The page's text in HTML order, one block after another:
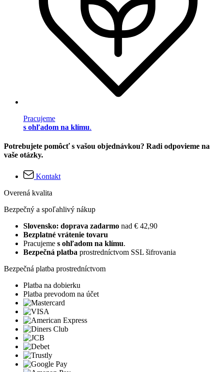
Pracujeme
s ohľadom na klímu.
Potrebujete pomôcť s vašou objednávkou? Radi odpovieme na
vaše otázky.
Kontakt
Overená kvalita
Bezpečný a spoľahlivý nákup
Slovensko: doprava zadarmo nad € 42,90
Bezplatné vrátenie tovaru
Pracujeme s ohľadom na klímu.
Bezpečná platba prostredníctvom SSL šifrovania
Bezpečná platba prostredníctvom
Platba na dobierku
Platba prevodom na účet